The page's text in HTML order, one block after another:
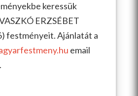
keressük
ERZSÉBET
festményeit. Ajánlatát a
email